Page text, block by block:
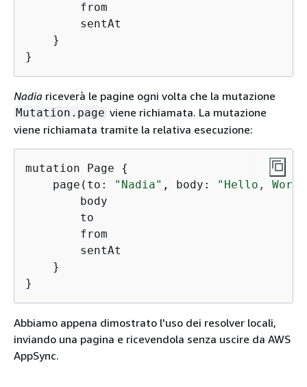
        from
        sentAt
    }
}
Nadia riceverà le pagine ogni volta che la mutazione
Mutation.page viene richiamata. La mutazione
viene richiamata tramite la relativa esecuzione:
mutation Page {
    page(to:
"Nadia" , body:
"Hello,
        body
        to
        from
        sentAt
    }
}
Abbiamo appena dimostrato l'uso dei resolver locali,
inviando una pagina e ricevendola senza uscire da AWS
AppSync.